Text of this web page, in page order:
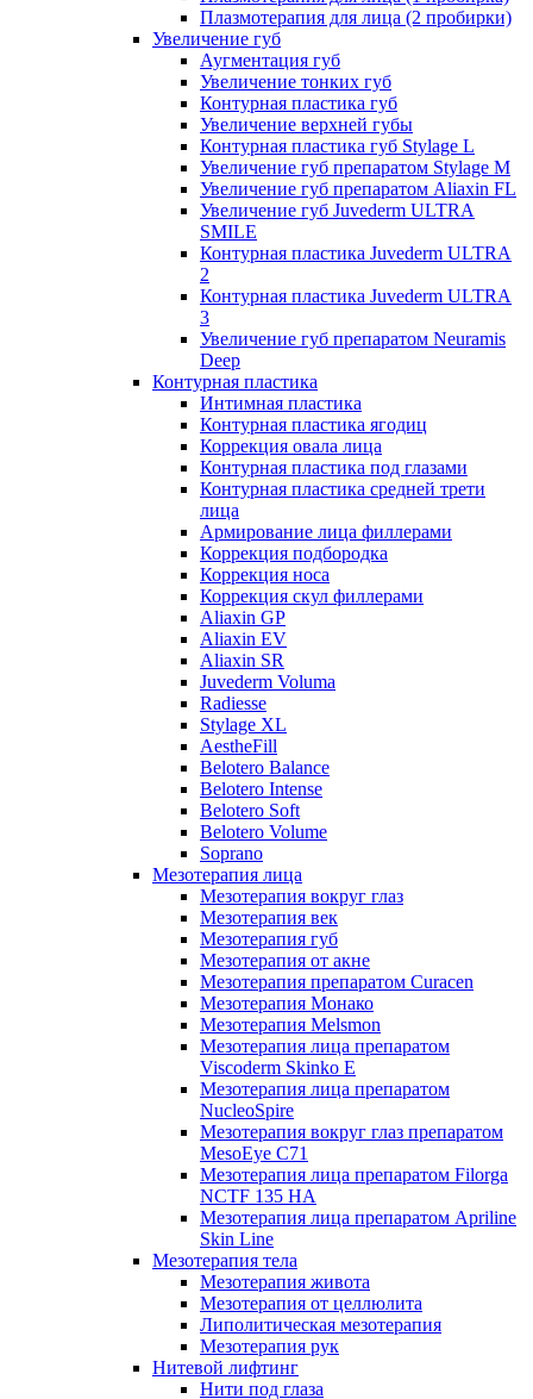
Плазмотерапия для лица (2 пробирки)
Увеличение губ
Аугментация губ
Увеличение тонких губ
Контурная пластика губ
Увеличение верхней губы
Контурная пластика губ Stylage L
Увеличение губ препаратом Stylage M
Увеличение губ препаратом Aliaxin FL
Увеличение губ Juvederm ULTRA
SMILE
Контурная пластика Juvederm ULTRA
2
Контурная пластика Juvederm ULTRA
3
Увеличение губ препаратом Neuramis
Deep
Контурная пластика
Интимная пластика
Контурная пластика ягодиц
Коррекция овала лица
Контурная пластика под глазами
Контурная пластика средней трети
лица
Армирование лица филлерами
Коррекция подбородка
Коррекция носа
Коррекция скул филлерами
Aliaxin GP
Aliaxin EV
Aliaxin SR
Juvederm Voluma
Radiesse
Stylage XL
AestheFill
Belotero Balance
Belotero Intense
Belotero Soft
Belotero Volume
Soprano
Мезотерапия лица
Мезотерапия вокруг глаз
Мезотерапия век
Мезотерапия губ
Мезотерапия от акне
Мезотерапия препаратом Curacen
Мезотерапия Монако
Мезотерапия Melsmon
Мезотерапия лица препаратом
Viscoderm Skinko E
Мезотерапия лица препаратом
NucleoSpire
Мезотерапия вокруг глаз препаратом
MesoEye С71
Мезотерапия лица препаратом Filorga
NCTF 135 HA
Мезотерапия лица препаратом Apriline
Skin Line
Мезотерапия тела
Мезотерапия живота
Мезотерапия от целлюлита
Липолитическая мезотерапия
Мезотерапия рук
Нитевой лифтинг
Нити под глаза